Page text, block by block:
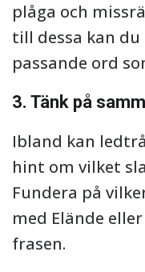
plåga och
till dessa kan
passande ord
3. Tänk på
Ibland kan
hint om vilket
Fundera på
med Elände
frasen.